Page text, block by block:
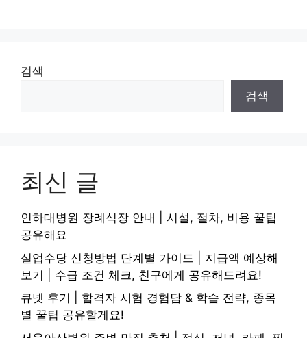
검색
검색
최신 글
인하대병원 장례식장 안내 | 시설, 절차, 비용 꿀팁
공유해요
실업수당 신청방법 단계별 가이드 | 지급액 예상해
보기 | 수급 조건 체크, 친구에게 공유해드려요!
큐넷 후기 | 합격자 시험 경험담 & 학습 전략, 종목
별 꿀팁 공유할게요!